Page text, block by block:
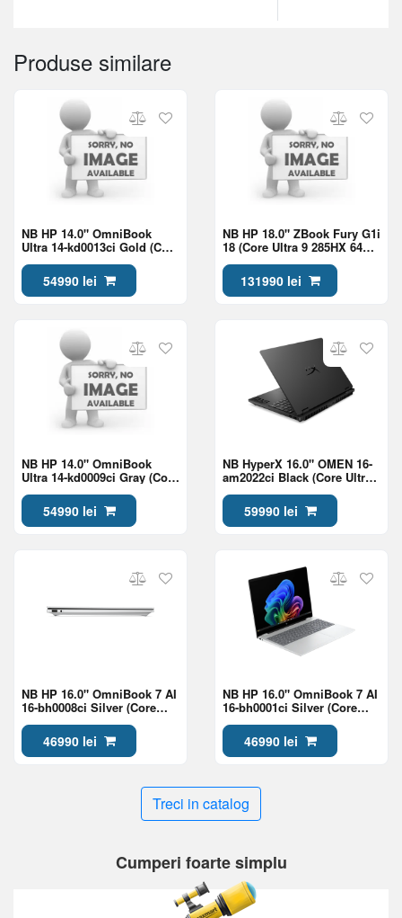
Produse similare
NB HP 14.0" OmniBook
Ultra 14-kd0013ci Gold (Core
Ultra 7 356H 32Gb 1Tb Win
11) 54990 lei
NB HP 18.0" ZBook Fury G1i
18 (Core Ultra 9 285HX 64Gb
2Tb RTX Pro 2000 8Gb Win
11) 131990 lei
NB HP 14.0" OmniBook
Ultra 14-kd0009ci Gray (Core
Ultra 7 356H 32Gb 1Tb Win
11) 54990 lei
NB HyperX 16.0" OMEN 16-
am2022ci Black (Core Ultra
7 270HX Plus 24Gb 1Tb
5060 8Gb)
59990 lei
NB HP 16.0" OmniBook 7 AI
16-bh0008ci Silver (Core
Ultra 7 356H 24Gb 1Tb Win
11) 46990 lei
NB HP 16.0" OmniBook 7 AI
16-bh0001ci Silver (Core
Ultra 7 356H 24Gb 1Tb Win
11) 46990 lei
Treci in catalog
Cumperi foarte simplu